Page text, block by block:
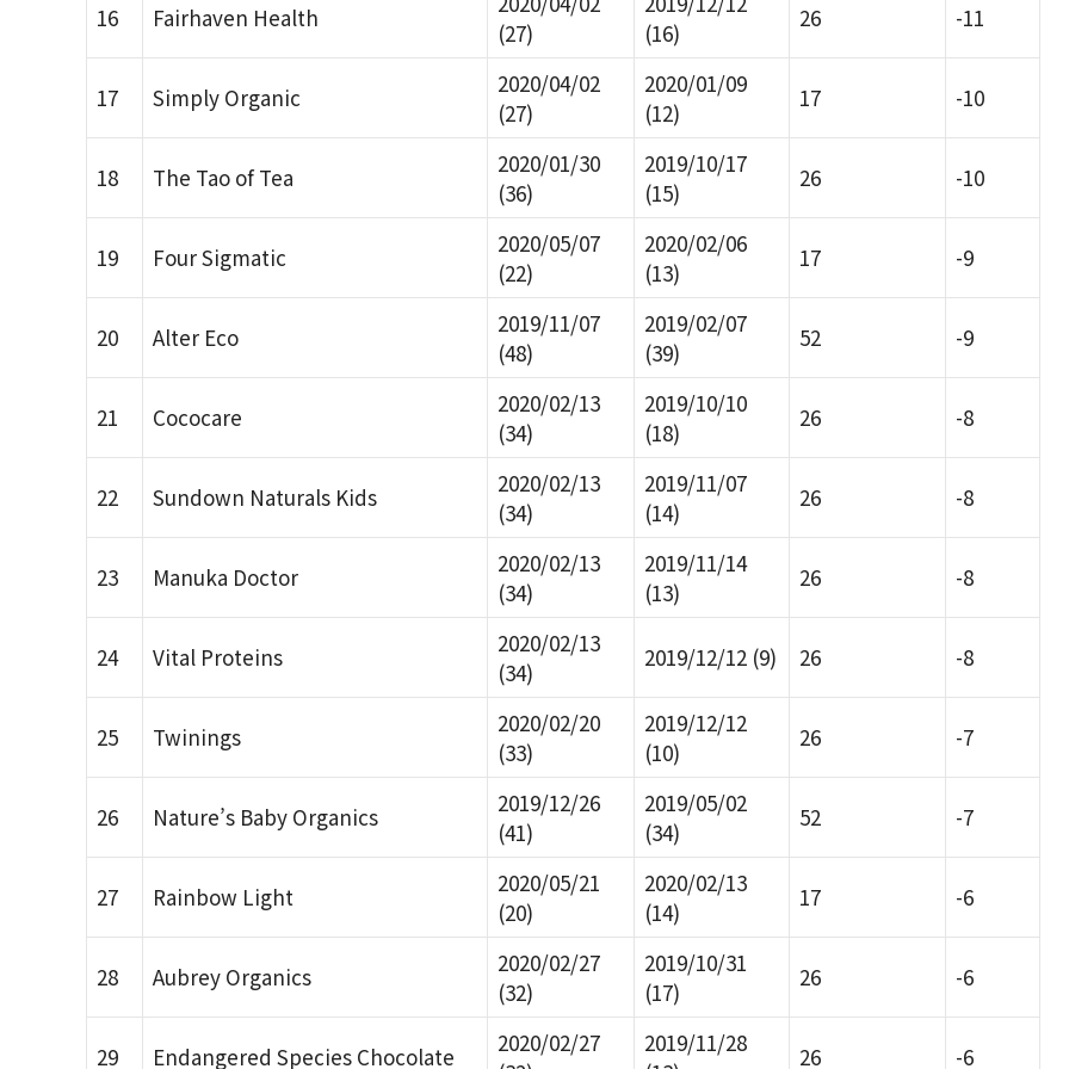
16 Fairhaven Health
(27)
(16)
26 -11
17 Simply Organic
2020/04/02
(27)
2020/01/09
(12)
17 -10
18 The Tao of Tea
2020/01/30
(36)
2019/10/17
(15)
26 -10
19 Four Sigmatic
2020/05/07
(22)
2020/02/06
(13)
17 -9
20 Alter Eco
2019/11/07
(48)
2019/02/07
(39)
52 -9
21 Cococare
2020/02/13
(34)
2019/10/10
(18)
26 -8
22 Sundown Naturals Kids
2020/02/13
(34)
2019/11/07
(14)
26 -8
23 Manuka Doctor
2020/02/13
(34)
2019/11/14
(13)
26 -8
24 Vital Proteins
2020/02/13
(34)
2019/12/12 (9) 26 -8
25 Twinings
2020/02/20
(33)
2019/12/12
(10)
26 -7
26 Nature’s Baby Organics
2019/12/26
(41)
2019/05/02
(34)
52 -7
27 Rainbow Light
2020/05/21
(20)
2020/02/13
(14)
17 -6
28 Aubrey Organics
2020/02/27
(32)
2019/10/31
(17)
26 -6
29 Endangered Species Chocolate
2020/02/27
2019/11/28
26 -6